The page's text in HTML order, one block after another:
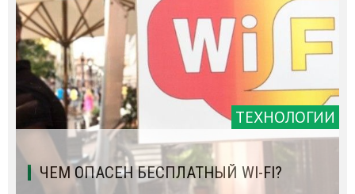
ТЕХНОЛОГИИ
ЧЕМ ОПАСЕН БЕСПЛАТНЫЙ WI-FI?